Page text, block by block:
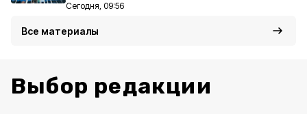
Сегодня, 09:56
Все материалы
Выбор редакции